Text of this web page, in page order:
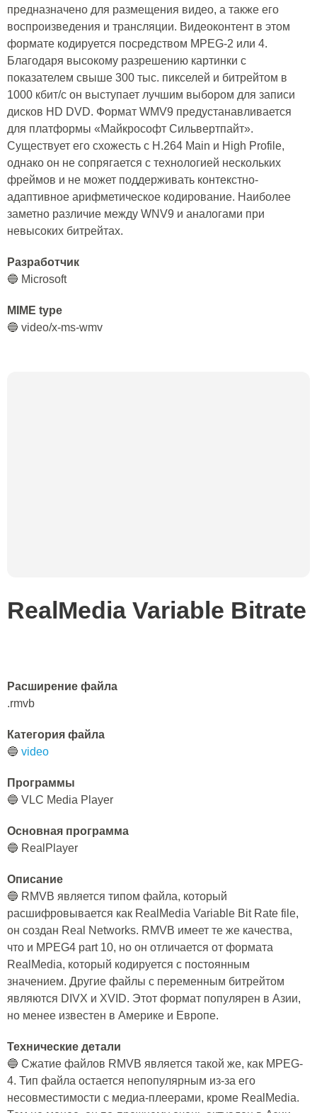
предназначено для размещения видео, а также его
воспроизведения и трансляции. Видеоконтент в этом
формате кодируется посредством MPEG-2 или 4.
Благодаря высокому разрешению картинки с
показателем свыше 300 тыс. пикселей и битрейтом в
1000 кбит/с он выступает лучшим выбором для записи
дисков HD DVD. Формат WMV9 предустанавливается
для платформы «Майкрософт Сильвертпайт».
Существует его схожесть с H.264 Main и High Profile,
однако он не сопрягается с технологией нескольких
фреймов и не может поддерживать контекстно-
адаптивное арифметическое кодирование. Наиболее
заметно различие между WNV9 и аналогами при
невысоких битрейтах.
Разработчик
🔵 Microsoft
MIME type
🔵 video/x-ms-wmv
RealMedia Variable Bitrate
Расширение файла
.rmvb
Категория файла
🔵 video
Программы
🔵 VLC Media Player
Основная программа
🔵 RealPlayer
Описание
🔵 RMVB является типом файла, который
расшифровывается как RealMedia Variable Bit Rate file,
он создан Real Networks. RMVB имеет те же качества,
что и MPEG4 part 10, но он отличается от формата
RealMedia, который кодируется с постоянным
значением. Другие файлы с переменным битрейтом
являются DIVX и XVID. Этот формат популярен в Азии,
но менее известен в Америке и Европе.
Технические детали
🔵 Сжатие файлов RMVB является такой же, как MPEG-
4. Тип файла остается непопулярным из-за его
несовместимости с медиа-плеерами, кроме RealMedia.